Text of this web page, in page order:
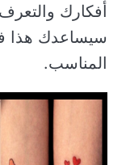
أفكارك
سيساعدك هذا
المناسب.